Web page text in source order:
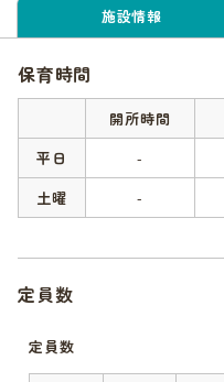
施設情報
保育時間
開所時間
平日
-
土曜
-
定員数
定員数